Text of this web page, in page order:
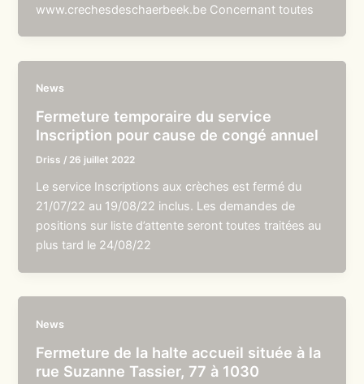
www.crechesdeschaerbeek.be Concernant toutes
News
Fermeture temporaire du service
Inscription pour cause de congé annuel
Driss / 26 juillet 2022
Le service Inscriptions aux crèches est fermé du
21/07/22 au 19/08/22 inclus. Les demandes de
positions sur liste d’attente seront toutes traitées au
plus tard le 24/08/22
News
Fermeture de la halte accueil située à la
rue Suzanne Tassier, 77 à 1030